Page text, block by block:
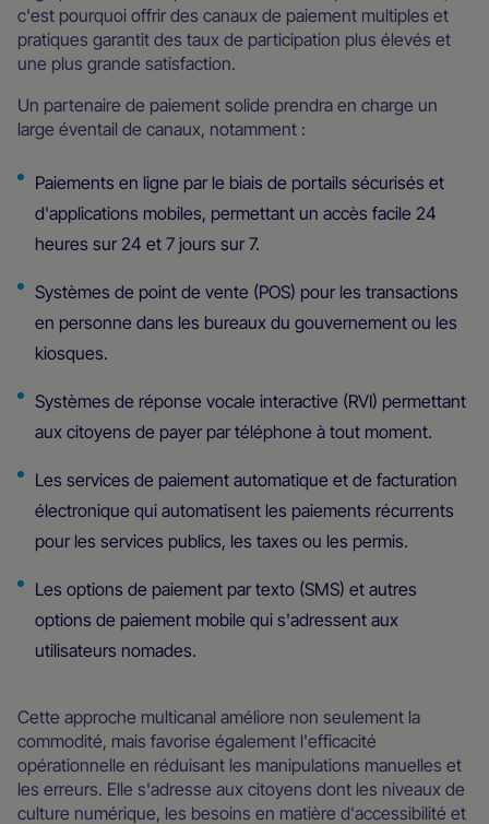
c'est pourquoi offrir des canaux de paiement multiples et
pratiques garantit des taux de participation plus élevés et
une plus grande satisfaction.
Un partenaire de paiement solide prendra en charge un
large éventail de canaux, notamment :
Paiements en ligne par le biais de portails sécurisés et
d'applications mobiles, permettant un accès facile 24
heures sur 24 et 7 jours sur 7.
Systèmes de point de vente (POS) pour les transactions
en personne dans les bureaux du gouvernement ou les
kiosques.
Systèmes de réponse vocale interactive (RVI) permettant
aux citoyens de payer par téléphone à tout moment.
Les services de paiement automatique et de facturation
électronique qui automatisent les paiements récurrents
pour les services publics, les taxes ou les permis.
Les options de paiement par texto (SMS) et autres
options de paiement mobile qui s'adressent aux
utilisateurs nomades.
Cette approche multicanal améliore non seulement la
commodité, mais favorise également l'efficacité
opérationnelle en réduisant les manipulations manuelles et
les erreurs. Elle s'adresse aux citoyens dont les niveaux de
culture numérique, les besoins en matière d'accessibilité et